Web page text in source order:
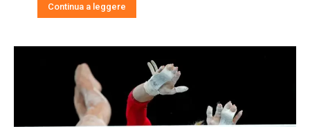
Continua a leggere